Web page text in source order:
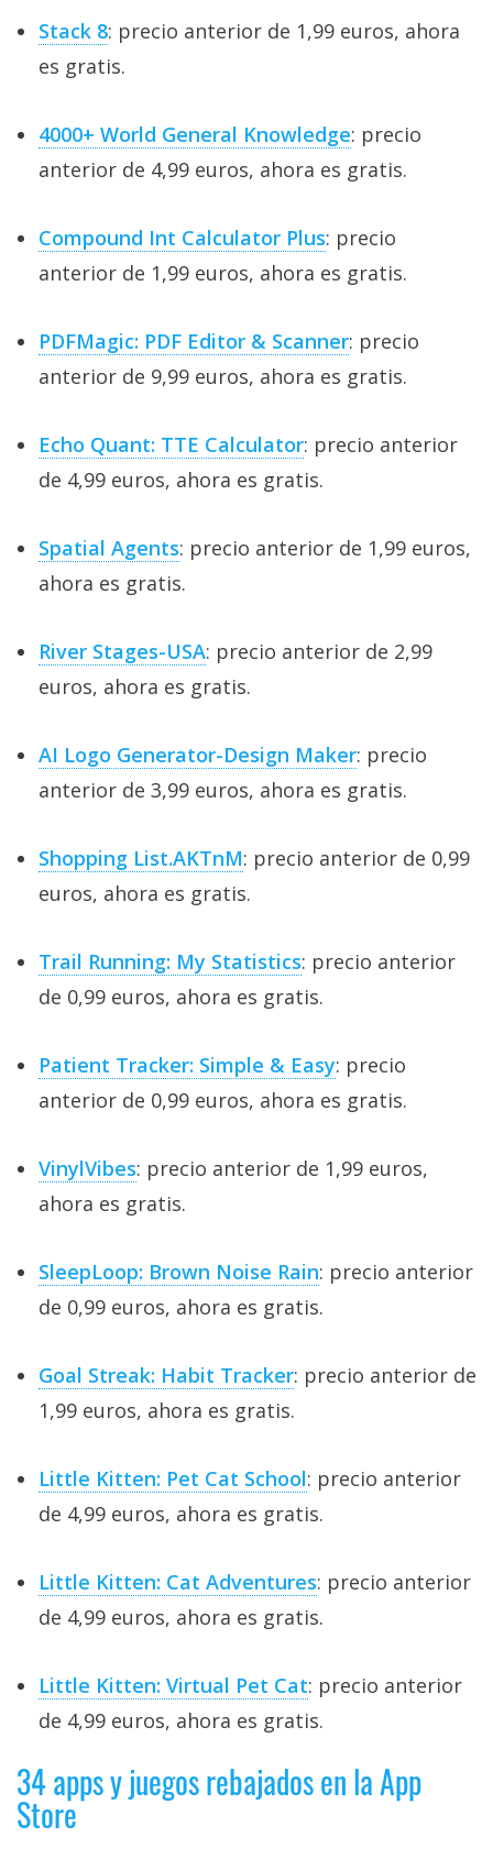
Stack 8: precio anterior de 1,99 euros, ahora
es gratis.
4000+ World General Knowledge: precio
anterior de 4,99 euros, ahora es gratis.
Compound Int Calculator Plus: precio
anterior de 1,99 euros, ahora es gratis.
PDFMagic: PDF Editor & Scanner: precio
anterior de 9,99 euros, ahora es gratis.
Echo Quant: TTE Calculator: precio anterior
de 4,99 euros, ahora es gratis.
Spatial Agents: precio anterior de 1,99 euros,
ahora es gratis.
River Stages-USA: precio anterior de 2,99
euros, ahora es gratis.
AI Logo Generator-Design Maker: precio
anterior de 3,99 euros, ahora es gratis.
Shopping List.AKTnM: precio anterior de 0,99
euros, ahora es gratis.
Trail Running: My Statistics: precio anterior
de 0,99 euros, ahora es gratis.
Patient Tracker: Simple & Easy: precio
anterior de 0,99 euros, ahora es gratis.
VinylVibes: precio anterior de 1,99 euros,
ahora es gratis.
SleepLoop: Brown Noise Rain: precio anterior
de 0,99 euros, ahora es gratis.
Goal Streak: Habit Tracker: precio anterior de
1,99 euros, ahora es gratis.
Little Kitten: Pet Cat School: precio anterior
de 4,99 euros, ahora es gratis.
Little Kitten: Cat Adventures: precio anterior
de 4,99 euros, ahora es gratis.
Little Kitten: Virtual Pet Cat: precio anterior
de 4,99 euros, ahora es gratis.
34 apps y juegos rebajados en la App
Store